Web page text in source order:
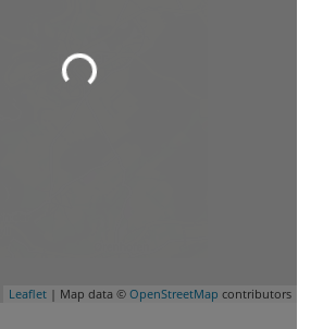
Leaflet | Map data © OpenStreetMap contributors